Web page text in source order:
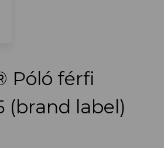
Póló férfi
(brand label)